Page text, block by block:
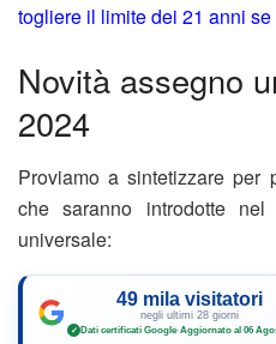
togliere il limite dei 21 anni
Novità assegno
2024
Proviamo a sintetizzare per
che saranno introdotte
universale:
49 mila visitatori
negli ultimi 28 giorni
✓ Dati certificati Google·Aggiornato al 06